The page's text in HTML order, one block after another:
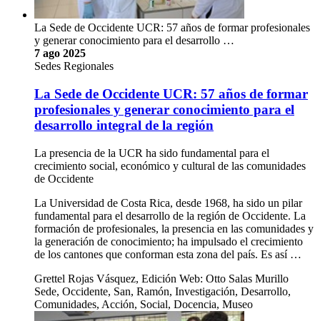
La Sede de Occidente UCR: 57 años de formar profesionales
y generar conocimiento para el desarrollo …
7 ago 2025
Sedes Regionales
La Sede de Occidente UCR: 57 años de formar
profesionales y generar conocimiento para el
desarrollo integral de la región
La presencia de la UCR ha sido fundamental para el
crecimiento social, económico y cultural de las comunidades
de Occidente
La Universidad de Costa Rica, desde 1968, ha sido un pilar
fundamental para el desarrollo de la región de Occidente. La
formación de profesionales, la presencia en las comunidades y
la generación de conocimiento; ha impulsado el crecimiento
de los cantones que conforman esta zona del país. Es así …
Grettel Rojas Vásquez, Edición Web: Otto Salas Murillo
Sede, Occidente, San, Ramón, Investigación, Desarrollo,
Comunidades, Acción, Social, Docencia, Museo